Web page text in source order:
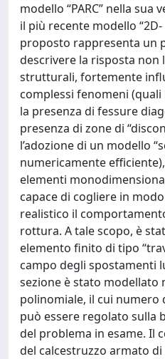
modello “PARC” nella
il più recente modello “2D-
proposto rappresenta un
descrivere la risposta non
strutturali, fortemente
complessi fenomeni (quali
la presenza di fessure
presenza di zone di
l’adozione di un modello
numericamente
elementi
capace di cogliere in
realistico il
rottura. A tale scopo, è
elemento finito di tipo
campo degli spostamenti
sezione è stato modellato
polinomiale, il cui numero
può essere regolato sulla
del problema in esame. Il
del calcestruzzo armato